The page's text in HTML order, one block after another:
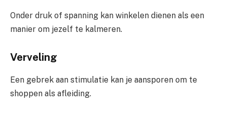
Onder druk of spanning kan winkelen dienen als een
manier om jezelf te kalmeren.
Verveling
Een gebrek aan stimulatie kan je aansporen om te
shoppen als afleiding.